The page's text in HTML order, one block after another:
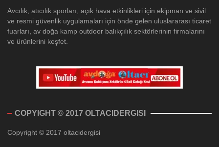
Avcılık, atıcılık sporları, açık hava etkinlikleri için ekipman ve sivil
ve resmi güvenlik uygulamaları için önde gelen uluslararası ticaret
fuarları, av doğa kamp outdoor balıkçılık sektörlerinin firmalarını
ve ürünlerini keşfet.
COPYIGHT © 2017 OLTACIDERGISI
Copyright © 2017 oltacidergisi